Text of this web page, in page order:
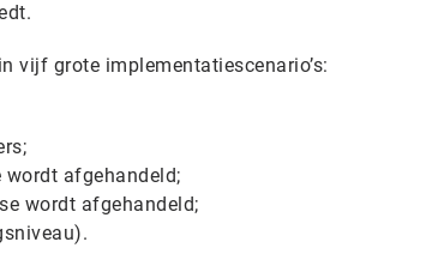
vijf grote implementatiescenario’s:
afgehandeld;
wordt afgehandeld;